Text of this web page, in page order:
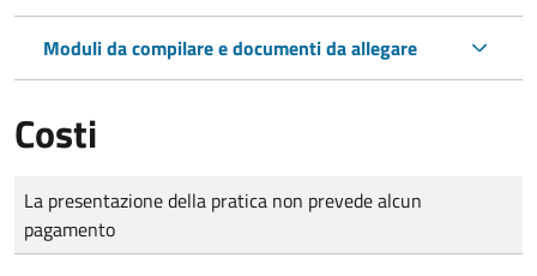
Moduli da compilare e documenti da allegare
Costi
Tipo di pagamento
Importo
La presentazione della pratica non prevede alcun
pagamento